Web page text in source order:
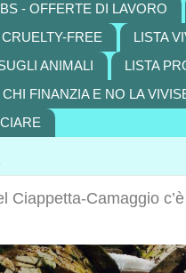
- OFFERTE DI LAVORO
FREE
LISTA
ANIMALI
LISTA
CHI FINANZIA E NO LA
Ciappetta-Camaggio